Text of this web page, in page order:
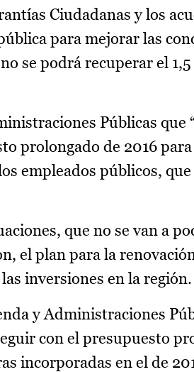
Ciudadanas y los
para mejorar las
se podrá recuperar el
Públicas que
prolongado de 2016
empleados públicos,
que no se van a
el plan para la
inversiones en la región.
y Administraciones
con el presupuesto
incorporadas en el de